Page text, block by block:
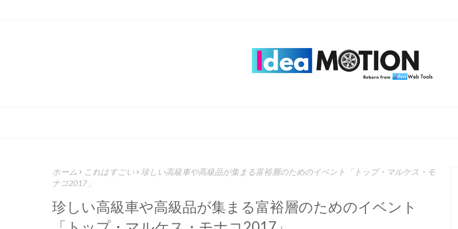
ホーム これはすごい
珍しい高級車や高級品が集まる富裕層のためのイベント「トップ・マルケス・モ
ナコ2017」
珍しい高級車や高級品が集まる富裕層のためのイベント